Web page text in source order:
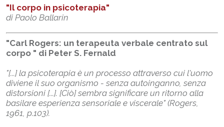
"Il corpo in psicoterapia"
di Paolo Ballarin
"Carl Rogers: un terapeuta verbale centrato sul
corpo " di Peter S. Fernald
"[...] la psicoterapia è un processo attraverso cui l'uomo
diviene il suo organismo - senza autoinganno, senza
distorsioni [...]. [Ciò] sembra significare un ritorno alla
basilare esperienza sensoriale e viscerale" (Rogers,
1961, p.103).